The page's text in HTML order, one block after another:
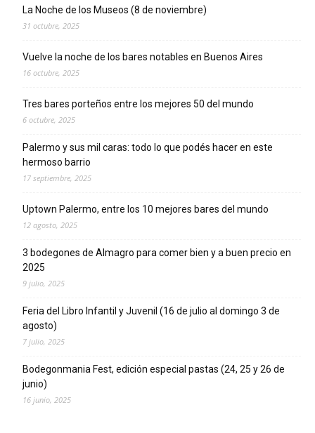
La Noche de los Museos (8 de noviembre)
31 octubre, 2025
Vuelve la noche de los bares notables en Buenos Aires
16 octubre, 2025
Tres bares porteños entre los mejores 50 del mundo
6 octubre, 2025
Palermo y sus mil caras: todo lo que podés hacer en este
hermoso barrio
17 septiembre, 2025
Uptown Palermo, entre los 10 mejores bares del mundo
12 agosto, 2025
3 bodegones de Almagro para comer bien y a buen precio en
2025
9 julio, 2025
Feria del Libro Infantil y Juvenil (16 de julio al domingo 3 de
agosto)
7 julio, 2025
Bodegonmania Fest, edición especial pastas (24, 25 y 26 de
junio)
16 junio, 2025